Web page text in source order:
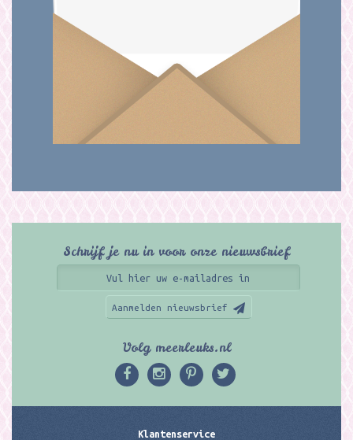
Schrijf je nu in voor onze nieuwsbrief
Aanmelden nieuwsbrief
Volg meerleuks.nl
Klantenservice